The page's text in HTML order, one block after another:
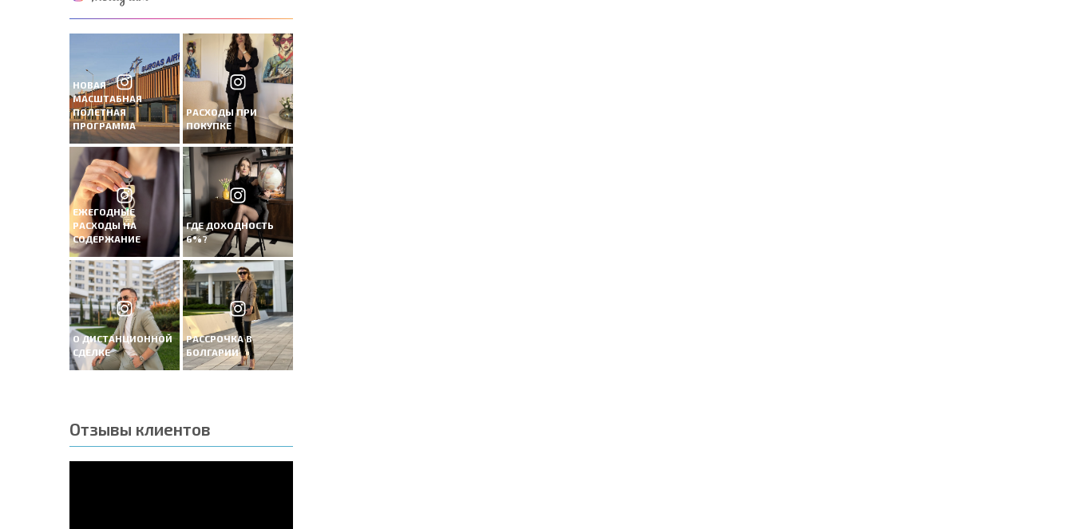
НОВАЯ
МАСШТАБНАЯ
ПОЛЕТНАЯ
ПРОГРАММА
РАСХОДЫ ПРИ
ПОКУПКЕ
ЕЖЕГОДНЫЕ
РАСХОДЫ НА
СОДЕРЖАНИЕ
ГДЕ ДОХОДНОСТЬ
6%?
О ДИСТАНЦИОННОЙ
СДЕЛКЕ
РАССРОЧКА В
БОЛГАРИИ
Отзывы клиентов